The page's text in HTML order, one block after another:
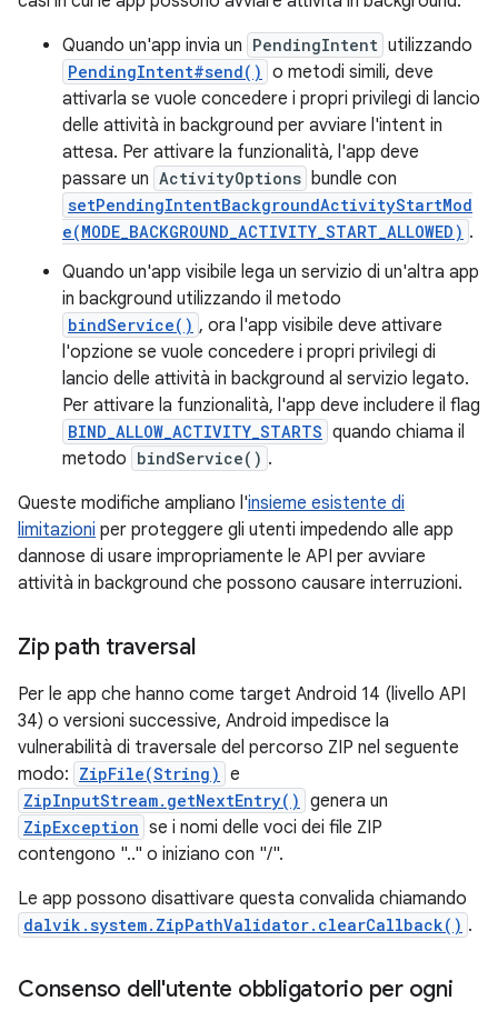
Quando un'app invia un PendingIntent utilizzando
PendingIntent#send() o metodi simili, deve
attivarla se vuole concedere i propri privilegi di lancio
delle attività in background per avviare l'intent in
attesa. Per attivare la funzionalità, l'app deve
passare un ActivityOptions bundle con
setPendingIntentBackgroundActivityStartMod
e(MODE_BACKGROUND_ACTIVITY_START_ALLOWED) .
Quando un'app visibile lega un servizio di un'altra app
in background utilizzando il metodo
bindService() , ora l'app visibile deve attivare
l'opzione se vuole concedere i propri privilegi di
lancio delle attività in background al servizio legato.
Per attivare la funzionalità, l'app deve includere il flag
BIND_ALLOW_ACTIVITY_STARTS quando chiama il
metodo bindService() .
Queste modifiche ampliano l'insieme esistente di
limitazioni per proteggere gli utenti impedendo alle app
dannose di usare impropriamente le API per avviare
attività in background che possono causare interruzioni.
Zip path traversal
Per le app che hanno come target Android 14 (livello API
34) o versioni successive, Android impedisce la
vulnerabilità di traversale del percorso ZIP nel seguente
modo: ZipFile(String) e
ZipInputStream.getNextEntry() genera un
ZipException se i nomi delle voci dei file ZIP
contengono ".." o iniziano con "/".
Le app possono disattivare questa convalida chiamando
dalvik.system.ZipPathValidator.clearCallback() .
Consenso dell'utente obbligatorio per ogni